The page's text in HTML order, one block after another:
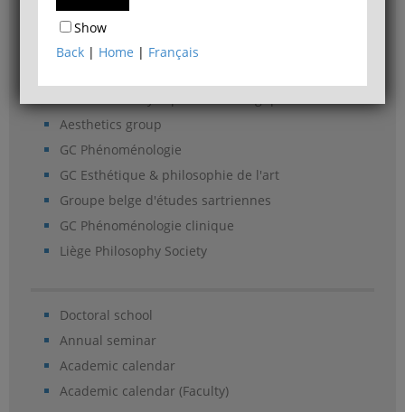
Access & maps
Philosophy Department Library
Aesthetics group
GC Phénoménologie
GC Esthétique & philosophie de l'art
Groupe belge d'études sartriennes
GC Phénoménologie clinique
Liège Philosophy Society
Doctoral school
Annual seminar
Academic calendar
Academic calendar (Faculty)
Show
Back | Home | Français